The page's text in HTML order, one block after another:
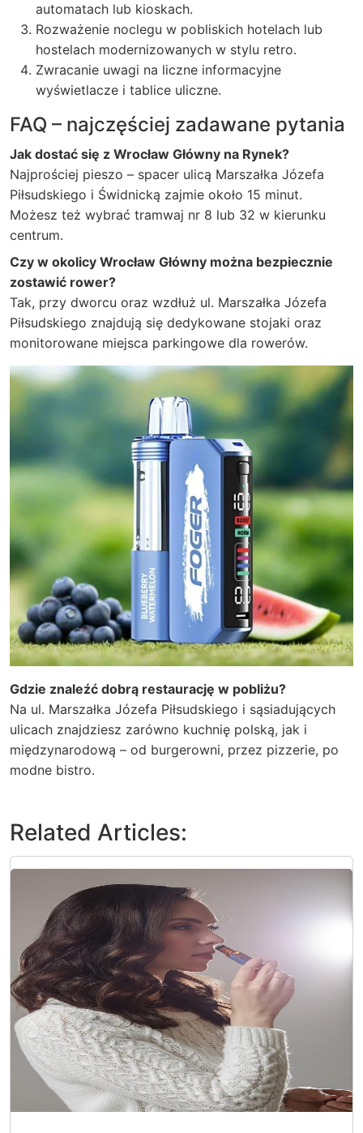
automatach lub kioskach.
Rozważenie noclegu w pobliskich hotelach lub
hostelach modernizowanych w stylu retro.
Zwracanie uwagi na liczne informacyjne
wyświetlacze i tablice uliczne.
FAQ – najczęściej zadawane pytania
Jak dostać się z Wrocław Główny na Rynek?
Najprościej pieszo – spacer ulicą Marszałka Józefa
Piłsudskiego i Świdnicką zajmie około 15 minut.
Możesz też wybrać tramwaj nr 8 lub 32 w kierunku
centrum.
Czy w okolicy Wrocław Główny można bezpiecznie
zostawić rower?
Tak, przy dworcu oraz wzdłuż ul. Marszałka Józefa
Piłsudskiego znajdują się dedykowane stojaki oraz
monitorowane miejsca parkingowe dla rowerów.
Gdzie znaleźć dobrą restaurację w pobliżu?
Na ul. Marszałka Józefa Piłsudskiego i sąsiadujących
ulicach znajdziesz zarówno kuchnię polską, jak i
międzynarodową – od burgerowni, przez pizzerie, po
modne bistro.
Related Articles: